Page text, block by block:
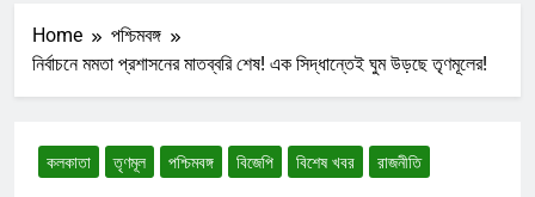
Home
পশ্চিমবঙ্গ
নির্বাচনে মমতা প্রশাসনের মাতব্বরি শেষ! এক সিদ্ধান্তেই ঘুম উড়ছে তৃণমূলের!
কলকাতা তৃণমূল পশ্চিমবঙ্গ বিজেপি বিশেষ খবর রাজনীতি